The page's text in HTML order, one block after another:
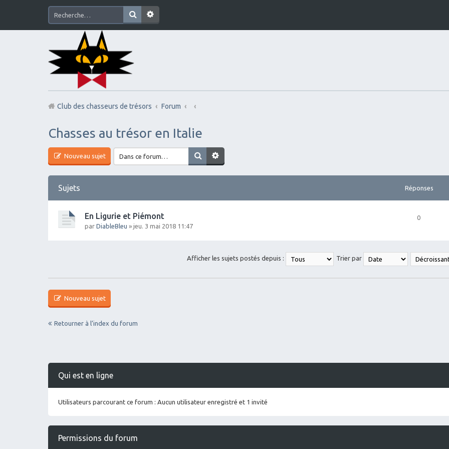
Club des chasseurs de trésors Forum
Chasses au trésor en Italie
Nouveau sujet
Sujets Réponses
En Ligurie et Piémont
par DiableBleu » jeu. 3 mai 2018 11:47
0
Afficher les sujets postés depuis : Trier par
Nouveau sujet
Retourner à l’index du forum
Qui est en ligne
Utilisateurs parcourant ce forum : Aucun utilisateur enregistré et 1 invité
Permissions du forum